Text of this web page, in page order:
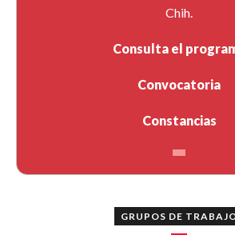
Chih.
Consulta el
Convocatoria
Constancias
GRUPOS DE